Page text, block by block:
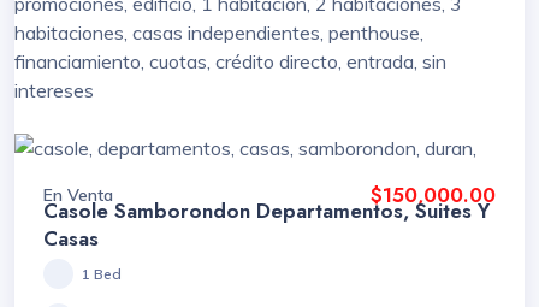
En Venta $150,000.00
Casole Samborondon Departamentos, Suites Y
Casas
1 Bed